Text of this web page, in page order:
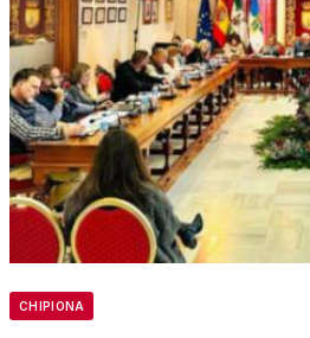
CHIPIONA